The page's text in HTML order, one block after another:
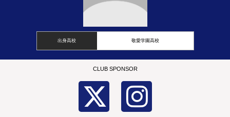
出身高校 敬愛学園高校
CLUB SPONSOR